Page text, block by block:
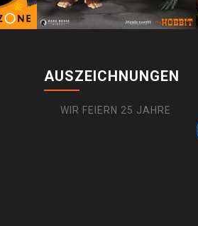
AUSZEICHNUNGEN
WIR FEIERN 25 JAHRE